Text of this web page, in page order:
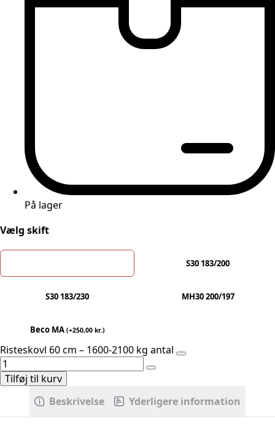
På lager
Vælg skift
S30 183/200
S30 183/230 MH30 200/197
Beco MA (+250,00 kr.)
Risteskovl 60 cm – 1600-2100 kg antal
Tilføj til kurv
Beskrivelse
Yderligere information